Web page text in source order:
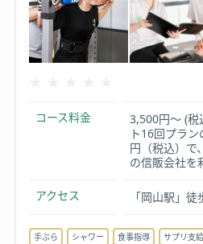
コース料金
3,500円～ (
ト16回プラ
円（税込）で
の信販会社を
アクセス 「岡山駅」徒
手ぶら シャワー 食事指導 サプリ支給